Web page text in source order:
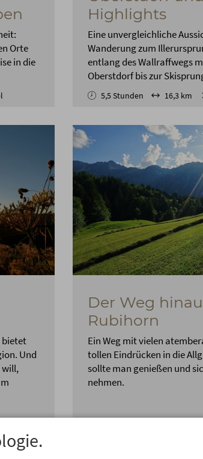
Orte
in die
Highlights
Eine unvergleichliche
Wanderung zum
entlang des Wallraffwegs
Oberstdorf bis zur
5,5 Stunden 16,3 km
bietet
Und
will,
Der Weg
Rubihorn
Ein Weg mit vielen
tollen Eindrücken in die
sollte man genießen und
nehmen.